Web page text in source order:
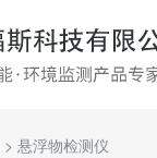
> 悬浮物检测仪